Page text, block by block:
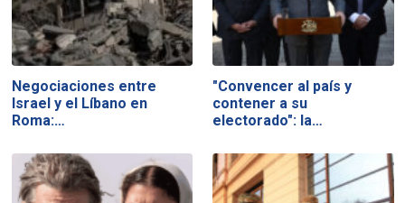
Negociaciones entre
Israel y el Líbano en
Roma:…
"Convencer al país y
contener a su
electorado": la…